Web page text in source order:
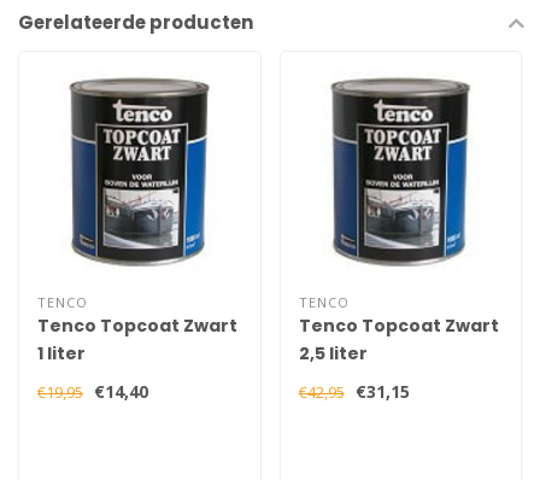
Gerelateerde producten
TENCO
Tenco Topcoat Zwart
1 liter
€19,95 €14,40
TENCO
Tenco Topcoat Zwart
2,5 liter
€42,95 €31,15